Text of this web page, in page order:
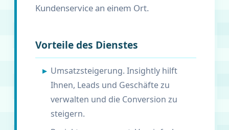
Kundenservice an einem Ort.
Vorteile des Dienstes
Umsatzsteigerung. Insightly hilft
Ihnen, Leads und Geschäfte zu
verwalten und die Conversion zu
steigern.